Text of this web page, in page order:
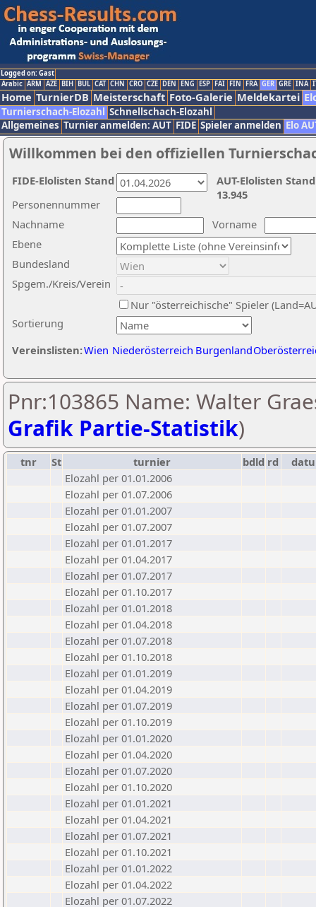
Logged on: Gast
Arabic ARM AZE BIH BUL CAT CHN CRO CZE DEN ENG ESP FAI FIN FRA GER GRE INA
Home TurnierDB Meisterschaft Foto-Galerie Meldekartei
Turnierschach-Elozahl Schnellschach-Elozahl
Allgemeines Turnier anmelden: AUT FIDE Spieler anmelden Elo
Willkommen bei den offiziellen
Nachname
Vorname
Ebene
Sortierung
Personennummer
Bundesland
Spgem./Kreis/Verein
Nur "österreichische" Spieler
Vereinslisten:Wien Niederösterreich Burgenland
AUT-Elolisten
13.945
FIDE-Elolisten Stand
Pnr:103865 Name: Walter
Grafik Partie-Statistik)
tnr St turnier bdld rd
Elozahl per 01.01.2006
Elozahl per 01.07.2006
Elozahl per 01.01.2007
Elozahl per 01.07.2007
Elozahl per 01.01.2017
Elozahl per 01.04.2017
Elozahl per 01.07.2017
Elozahl per 01.10.2017
Elozahl per 01.01.2018
Elozahl per 01.04.2018
Elozahl per 01.07.2018
Elozahl per 01.10.2018
Elozahl per 01.01.2019
Elozahl per 01.04.2019
Elozahl per 01.07.2019
Elozahl per 01.10.2019
Elozahl per 01.01.2020
Elozahl per 01.04.2020
Elozahl per 01.07.2020
Elozahl per 01.10.2020
Elozahl per 01.01.2021
Elozahl per 01.04.2021
Elozahl per 01.07.2021
Elozahl per 01.10.2021
Elozahl per 01.01.2022
Elozahl per 01.04.2022
Elozahl per 01.07.2022